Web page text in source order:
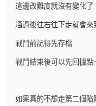
這邊改難度就沒有變化了
通過後往右往下走就會
戰鬥前記得先存檔
戰鬥結束後可以先回據點
如果真的不想走第二個陷